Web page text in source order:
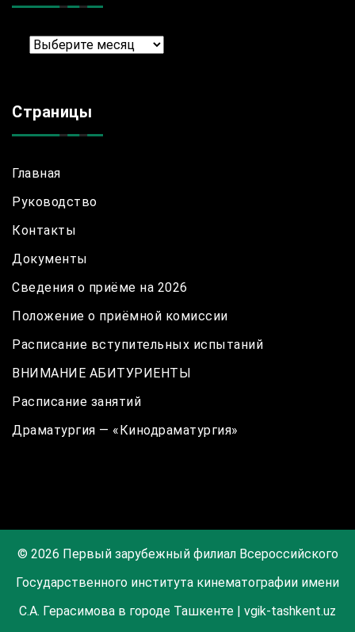
Архив
Страницы
Главная
Руководство
Контакты
Документы
Сведения о приёме на 2026
Положение о приёмной комиссии
Расписание вступительных испытаний
ВНИМАНИЕ АБИТУРИЕНТЫ
Расписание занятий
Драматургия — «Кинодраматургия»
© 2026 Первый зарубежный филиал Всероссийского
Государственного института кинематографии имени
С.А. Герасимова в городе Ташкенте | vgik-tashkent.uz